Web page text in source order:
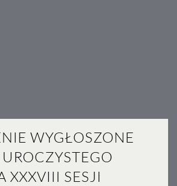
WYGŁOSZONE
XXXVIII SESJI